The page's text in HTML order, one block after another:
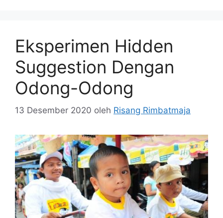
Eksperimen Hidden
Suggestion Dengan
Odong-Odong
13 Desember 2020 oleh Risang Rimbatmaja